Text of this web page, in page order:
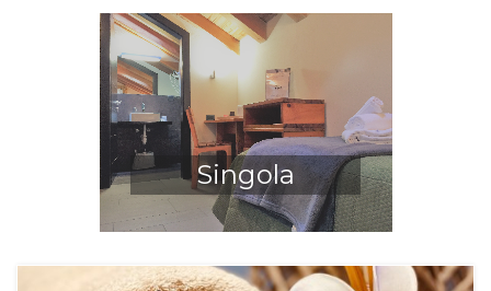
Singola